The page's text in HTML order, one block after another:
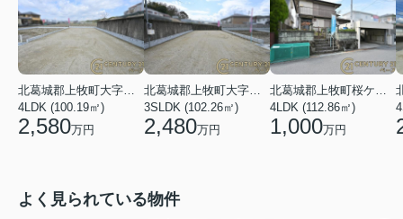
北葛城郡上牧町大字中筋出作
4LDK (100.19㎡)
2,580万円
北葛城郡上牧町大字中筋出作
3SLDK (102.26㎡)
2,480万円
北葛城郡上牧町桜ケ丘１丁目
4LDK (112.86㎡)
1,000万円
よく見られている物件